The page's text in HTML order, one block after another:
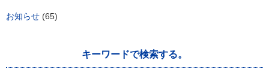
お知らせ (65)
キーワードで検索する。